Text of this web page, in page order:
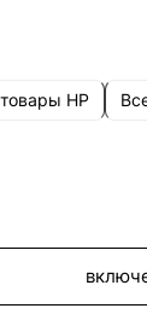
HP